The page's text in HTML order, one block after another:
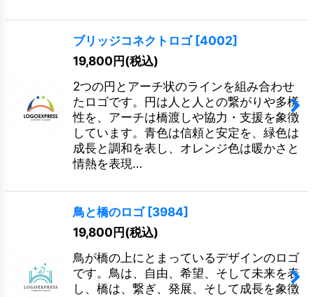
ブリッジコネクトロゴ [4002]
19,800円(税込)
2つの円とアーチ状のラインを組み合わせ
たロゴです。円は人と人との繋がりや多様
性を、アーチは橋渡しや協力・支援を象徴
しています。青色は信頼と安定を、緑色は
成長と調和を表し、オレンジ色は暖かさと
情熱を表現…
鳥と橋のロゴ [3984]
19,800円(税込)
鳥が橋の上にとまっているデザインのロゴ
です。鳥は、自由、希望、そして未来を表
し、橋は、繋ぎ、発展、そして成長を象徴